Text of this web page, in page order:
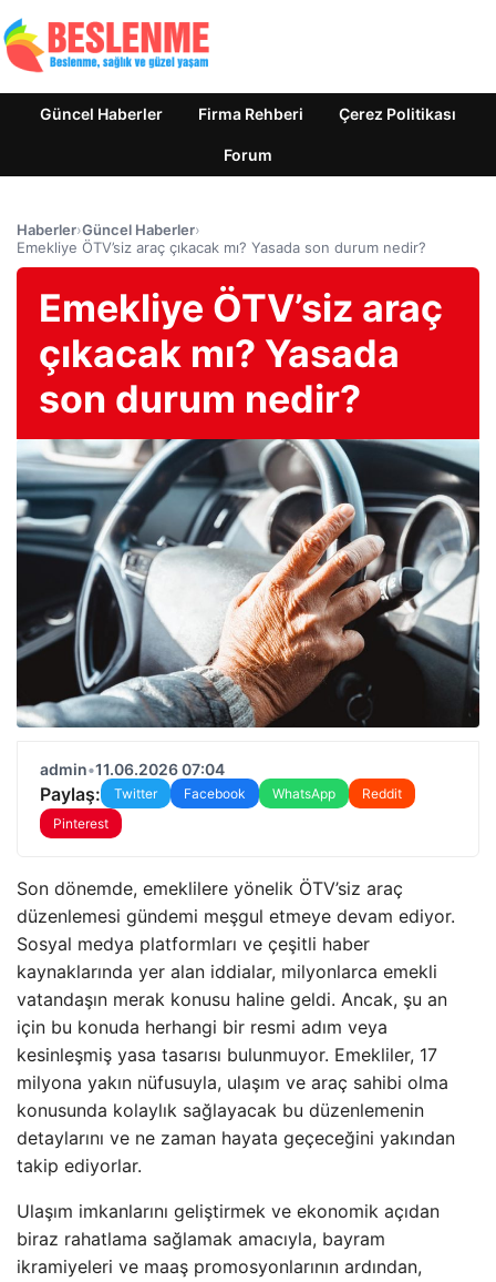
Güncel Haberler Firma Rehberi Çerez Politikası
Forum
Haberler›Güncel Haberler›
Emekliye ÖTV’siz araç çıkacak mı? Yasada son durum nedir?
Emekliye ÖTV’siz araç
çıkacak mı? Yasada
son durum nedir?
admin•11.06.2026 07:04
Paylaş: Twitter Facebook WhatsApp
Reddit
Pinterest
Son dönemde, emeklilere yönelik ÖTV’siz araç
düzenlemesi gündemi meşgul etmeye devam ediyor.
Sosyal medya platformları ve çeşitli haber
kaynaklarında yer alan iddialar, milyonlarca emekli
vatandaşın merak konusu haline geldi. Ancak, şu an
için bu konuda herhangi bir resmi adım veya
kesinleşmiş yasa tasarısı bulunmuyor. Emekliler, 17
milyona yakın nüfusuyla, ulaşım ve araç sahibi olma
konusunda kolaylık sağlayacak bu düzenlemenin
detaylarını ve ne zaman hayata geçeceğini yakından
takip ediyorlar.
Ulaşım imkanlarını geliştirmek ve ekonomik açıdan
biraz rahatlama sağlamak amacıyla, bayram
ikramiyeleri ve maaş promosyonlarının ardından,